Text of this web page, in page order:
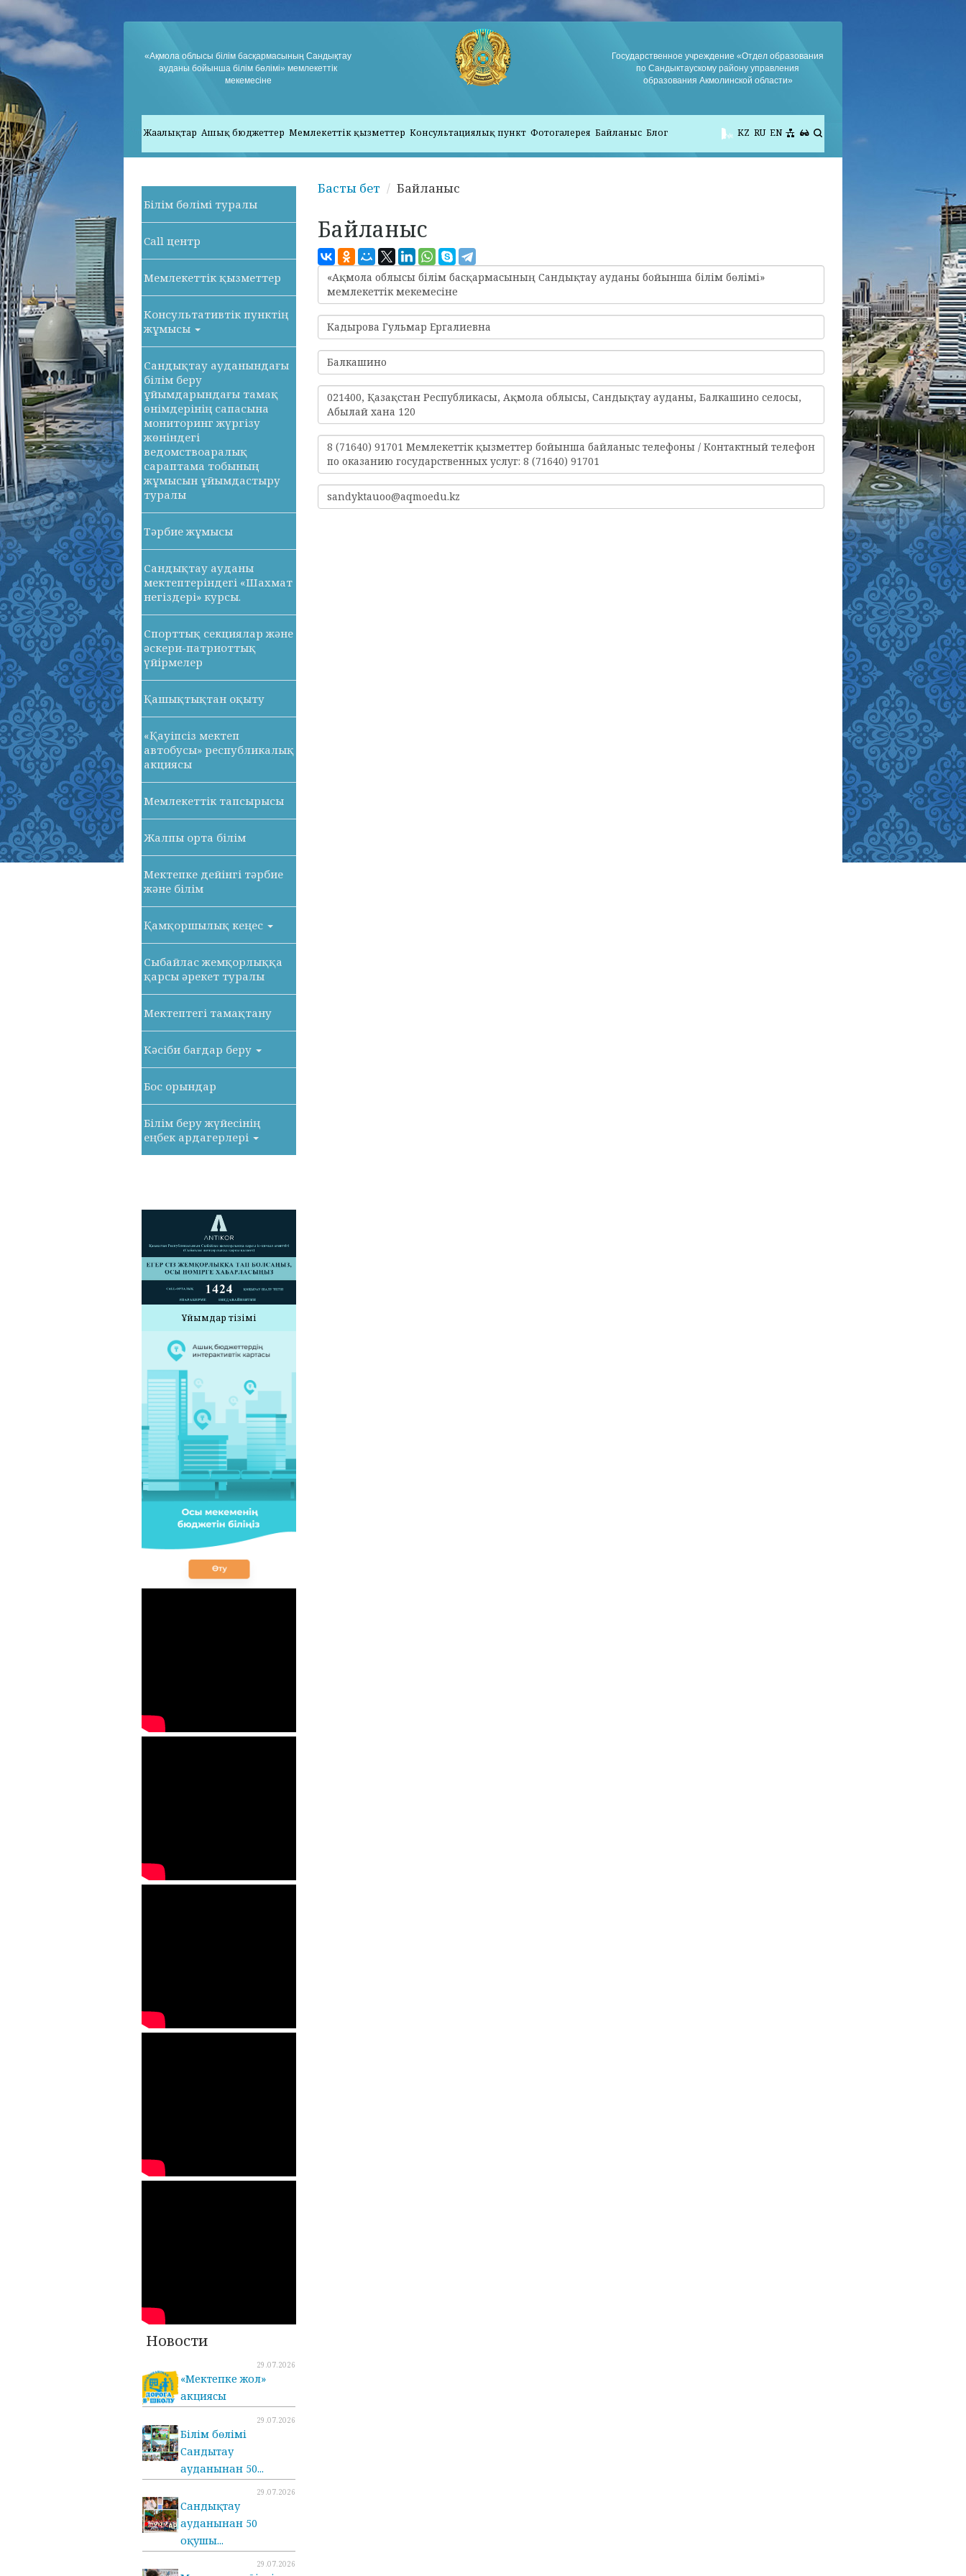
«Ақмола облысы білім басқармасының Сандықтау
ауданы бойынша білім бөлімі» мемлекеттік
мекемесіне
Государственное учреждение «Отдел образования
по Сандыктаускому району управления
образования Акмолинской области»
Жаңалықтар Ашық бюджеттер Мемлекеттік қызметтер Консультациялық пункт Фотогалерея Байланыс Блог EN
RU
KZ
Білім бөлімі туралы
Call центр
Мемлекеттік қызметтер
Консультативтік пунктің
жұмысы
Сандықтау ауданындағы
білім беру
ұйымдарындағы тамақ
өнімдерінің сапасына
мониторинг жүргізу
жөніндегі
ведомствоаралық
сараптама тобының
жұмысын ұйымдастыру
туралы
Тәрбие жұмысы
Сандықтау ауданы
мектептеріндегі «Шахмат
негіздері» курсы.
Спорттық секциялар және
әскери-патриоттық
үйірмелер
Қашықтықтан оқыту
«Қауіпсіз мектеп
автобусы» республикалық
акциясы
Мемлекеттік тапсырысы
Жалпы орта білім
Мектепке дейінгі тәрбие
және білім
Қамқоршылық кеңес
Сыбайлас жемқорлыққа
қарсы әрекет туралы
Мектептегі тамақтану
Кәсіби бағдар беру
Бос орындар
Білім беру жүйесінің
еңбек ардагерлері
Ұйымдар тізімі
Новости
29.07.2026
«Мектепке жол»
акциясы
29.07.2026
Білім бөлімі
Сандытау
ауданынан 50...
29.07.2026
Сандықтау
ауданынан 50
оқушы...
29.07.2026
Басты бет Байланыс
Байланыс
«Ақмола облысы білім басқармасының Сандықтау ауданы бойынша білім бөлімі»
мемлекеттік мекемесіне
Кадырова Гульмар Ергалиевна
Балкашино
021400, Қазақстан Республикасы, Ақмола облысы, Сандықтау ауданы, Балкашино селосы,
Абылай хана 120
8 (71640) 91701 Мемлекеттік қызметтер бойынша байланыс телефоны / Контактный телефон
по оказанию государственных услуг: 8 (71640) 91701
sandyktauoo@aqmoedu.kz